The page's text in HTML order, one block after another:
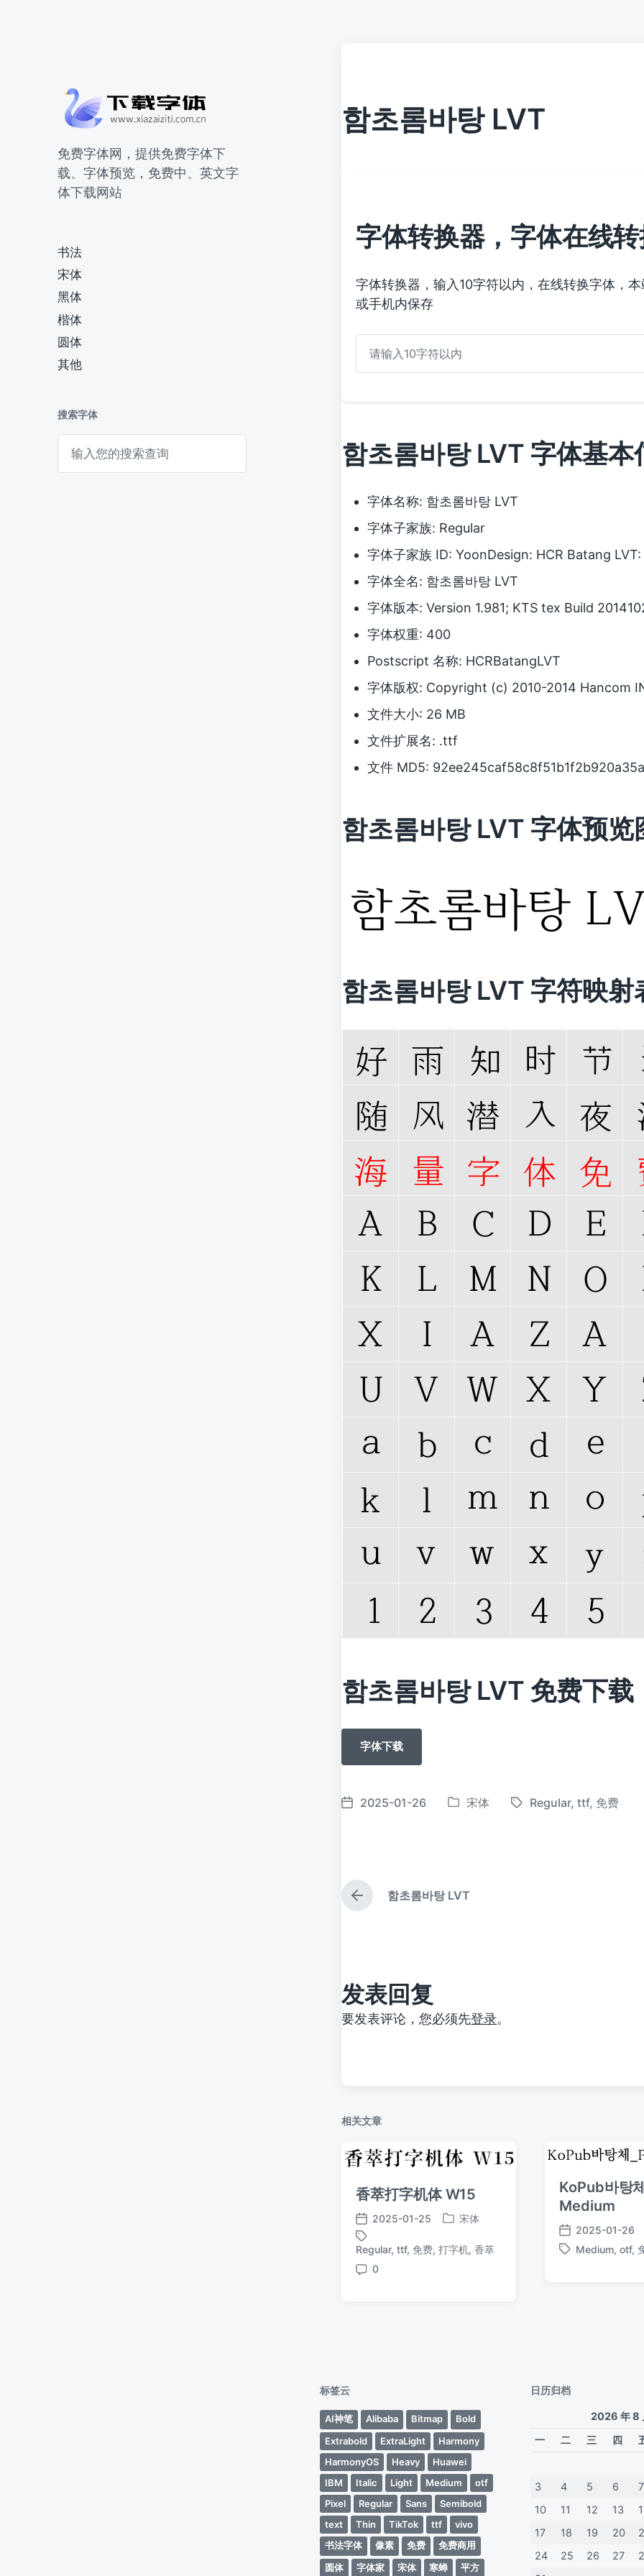
免费字体网，提供免费字体下
载、字体预览，免费中、英文字
体下载网站
书法
宋体
黑体
楷体
圆体
其他
搜索字体
함초롬바탕 LVT
字体转换器，字体在线
字体转换器，输入10字符以内，在线转换字体，
或手机内保存
함초롬바탕 LVT 字体基本
字体名称: 함초롬바탕 LVT
字体子家族: Regular
字体子家族 ID: YoonDesign: HCR Batang
字体全名: 함초롬바탕 LVT
字体版本: Version 1.981; KTS tex Build
字体权重: 400
Postscript 名称: HCRBatangLVT
字体版权: Copyright (c) 2010-2014 Hancom
文件大小: 26 MB
文件扩展名: .ttf
文件 MD5:
함초롬바탕 LVT 字体预览
함초롬바탕 LVT 字符映射
함초롬바탕 LVT 免费下载
字体下载
发
2025-01-26
发
宋体
标
Regular,ttf, 免费
上
篇
함초롬바탕 LVT
发表回复
要发表评论，您必须先登录。
相关文章
香萃打字机体 W15
发
布
日
期
2025-01-25
发
于
宋体
标
签
Regular,ttf, 免费,打字机,香萃
评
0
KoPub바탕
Medium
发
布
2025-01-26
标
Medium,otf,
标签云
AI神笔 Alibaba Bitmap
Bold
Extrabold
ExtraLight
Harmony
HarmonyOS
Heavy
Huawei
IBM
Italic Light Medium
otf
Pixel
Regular Sans
Semibold
text
Thin TikTok ttf
vivo
书法字体
像素 免费
免费商用
圆体
字体家 宋体 寒蝉 平方
日历归档
2026 年 8
一
二 三 四
3 4 5 6
7
10
11 12 13
17
18 19 20
24
25 26 27